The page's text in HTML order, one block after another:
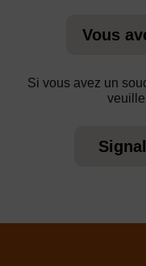
Vous
Si vous avez un